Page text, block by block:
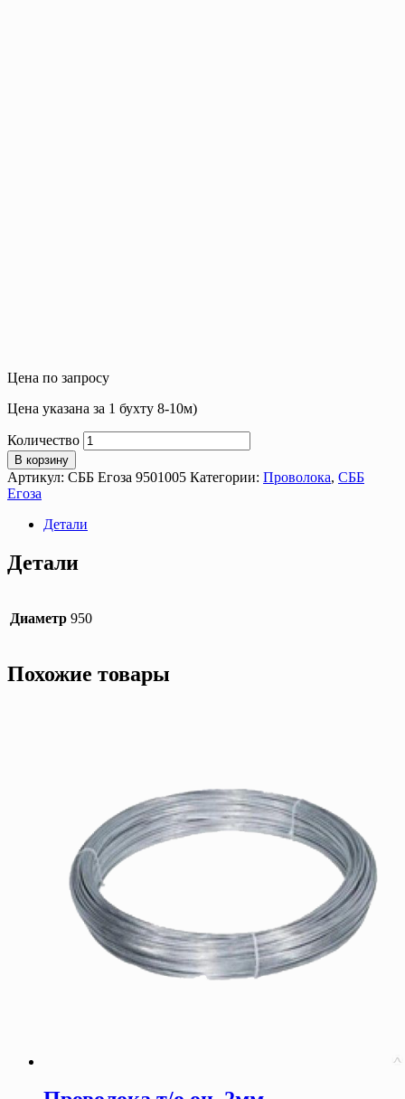
Цена по запросу
Цена указана за 1 бухту 8-10м)
Количество
В корзину
Артикул: СББ Егоза 9501005 Категории: Проволока, СББ
Егоза
Детали
Детали
Диаметр 950
Похожие товары